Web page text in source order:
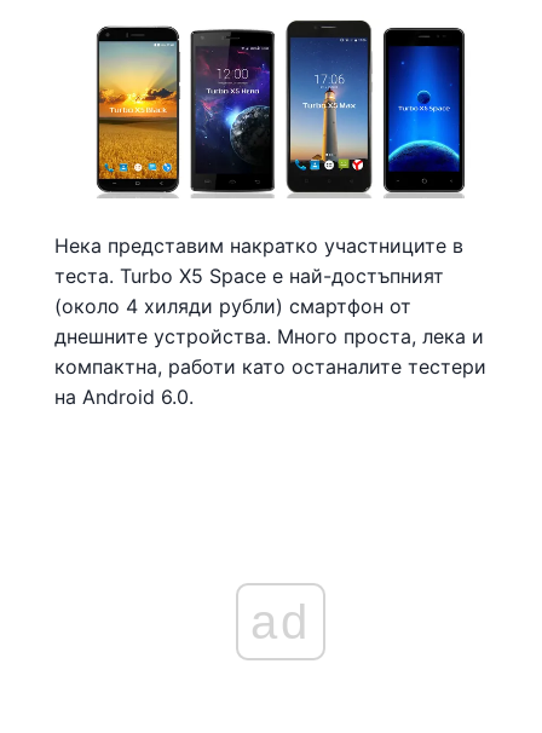
Нека представим накратко участниците в
теста. Turbo X5 Space е най-достъпният
(около 4 хиляди рубли) смартфон от
днешните устройства. Много проста, лека и
компактна, работи като останалите тестери
на Android 6.0.
ad